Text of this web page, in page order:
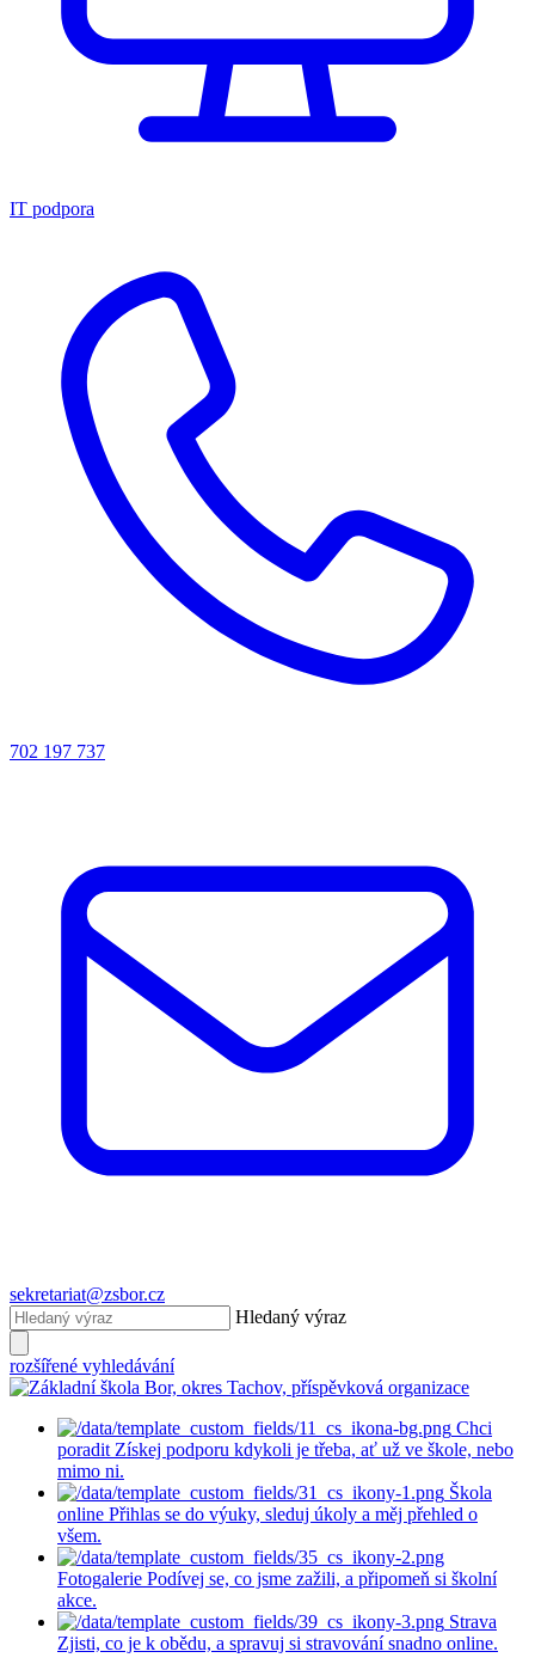
IT podpora
702 197 737
sekretariat@zsbor.cz
Hledaný výraz
rozšířené vyhledávání
Chci
poradit Získej podporu kdykoli je třeba, ať už ve škole, nebo
mimo ni.
Škola
online Přihlas se do výuky, sleduj úkoly a měj přehled o
všem.
Fotogalerie Podívej se, co jsme zažili, a připomeň si školní
akce.
Strava
Zjisti, co je k obědu, a spravuj si stravování snadno online.